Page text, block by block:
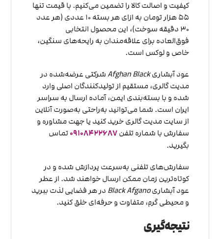
کیفیت و اصالت کالا را تضمین می‌کنیم. با قیمت تنها
۵۵ هزار تومان به ازای هر بسته ۱۰ عددی (هر عدد
۳۰ دقیقه سوخت)، این محصول انتخابی
فوق‌العاده برای علاقه‌مندان به رایحه‌های سنگین،
خاص و لوکس است.
عود آبشاریAfghan Blackشرکتی عرضه‌شده در
مدیت گالری، مستقیم از تولیدکنندگان اصلی وارد
شده و با بسته‌بندی ایمن، آماده ارسال به سراسر
ایران است. شما می‌توانید به‌راحتی به‌صورت آنلاین
از سایت مدیت گالری خرید کنید یا جهت مشاوره و
سفارش با شماره تلفن09108422687تماس
بگیرید.
سفارش‌های تلفنی به‌سرعت پردازش شده و در
کوتاه‌ترین زمان ممکن ارسال خواهند شد. از عطر
عود آبشاریBlack Afgano در هر فضایی لذت ببرید
و محیطی گرم، متفاوت و حرفه‌ای خلق کنید.
نتیجه‌گیری